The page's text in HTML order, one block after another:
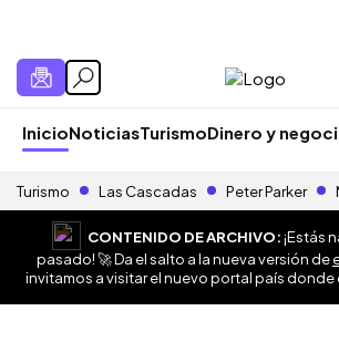
InicioNoticiasTurismoDinero y
Turismo Las Cascadas Peter Parker
CONTENIDO DE ARCHIVO:¡Estás
pasado! 🚀 Da el salto a la nueva versión de
invitamos a visitar el nuevo portal país